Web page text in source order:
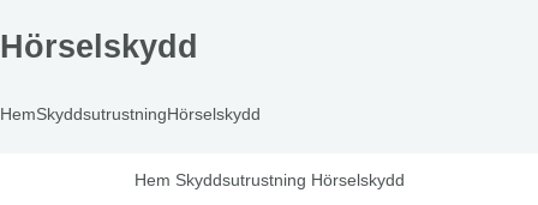
Hörselskydd
HemSkyddsutrustning Hörselskydd
Hem Skyddsutrustning Hörselskydd